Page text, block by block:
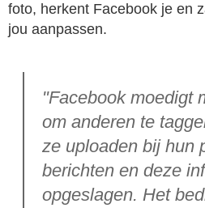
foto, herkent Facebook je en
jou aanpassen.
"Facebook moedigt
om anderen te
ze uploaden bij hun
berichten en deze
opgeslagen. Het